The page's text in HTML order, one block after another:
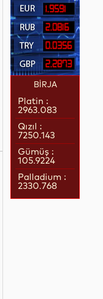
1.9591
2.0816
0.0356
2.2873
BİRJA
Platin :
2963.083
Qızıl :
7250.143
Gümüş :
105.9224
Palladium :
2330.768